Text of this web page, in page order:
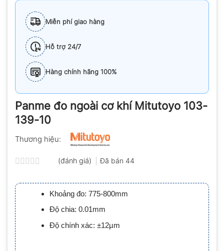
Miễn phí giao hàng
Hỗ trợ 24/7
Hàng chính hãng 100%
Panme đo ngoài cơ khí Mitutoyo 103-
139-10
Thương hiệu:
xếp
hạng
0.0
5
sao
(đánh giá) Đã bán 44
Khoảng đo: 775-800mm
Độ chia: 0.01mm
Độ chính xác: ±12µm